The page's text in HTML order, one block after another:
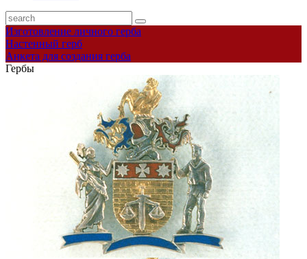
Изготовление личного герба
Настенный герб
Анкета для создания герба
Гербы